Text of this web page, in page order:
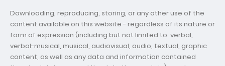
Downloading, reproducing, storing, or any other use of the
content available on this website - regardless of its nature or
form of expression (including but not limited to: verbal,
verbal-musical, musical, audiovisual, audio, textual, graphic
content, as well as any data and information contained